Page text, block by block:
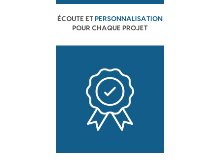
ÉCOUTE ET PERSONNALISATION
POUR CHAQUE PROJET